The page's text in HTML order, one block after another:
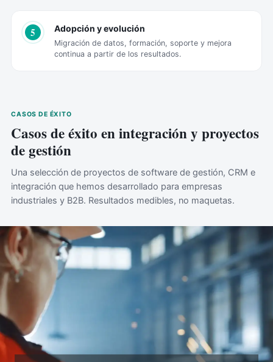
5 Adopción y evolución
Migración de datos, formación, soporte y mejora
continua a partir de los resultados.
CASOS DE ÉXITO
Casos de éxito en integración y proyectos
de gestión
Una selección de proyectos de software de gestión, CRM e
integración que hemos desarrollado para empresas
industriales y B2B. Resultados medibles, no maquetas.